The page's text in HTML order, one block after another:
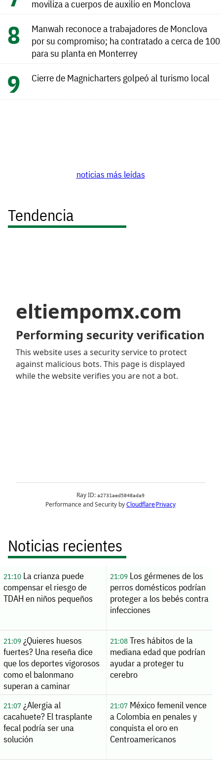
moviliza a cuerpos de auxilio en Monclova
Manwah reconoce a trabajadores de Monclova
por su compromiso; ha contratado a cerca de 100
para su planta en Monterrey
Cierre de Magnicharters golpeó al turismo local
noticias más leídas
Tendencia
Noticias recientes
21:10La crianza puede
compensar el riesgo de
TDAH en niños pequeños
21:09Los gérmenes de los
perros domésticos podrían
proteger a los bebés contra
infecciones
21:09¿Quieres huesos
fuertes? Una reseña dice
que los deportes vigorosos
como el balonmano
superan a caminar
21:08Tres hábitos de la
mediana edad que podrían
ayudar a proteger tu
cerebro
21:07¿Alergia al
cacahuete? El trasplante
fecal podría ser una
solución
21:07México femenil vence
a Colombia en penales y
conquista el oro en
Centroamericanos